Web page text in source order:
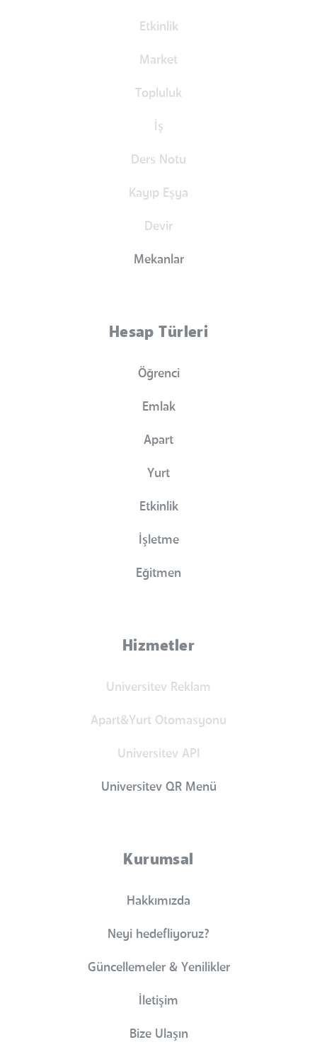
Etkinlik
Market
Topluluk
İş
Ders Notu
Kayıp Eşya
Devir
Mekanlar
Hesap Türleri
Öğrenci
Emlak
Apart
Yurt
Etkinlik
İşletme
Eğitmen
Hizmetler
Universitev Reklam
Apart&Yurt Otomasyonu
Universitev API
Universitev QR Menü
Kurumsal
Hakkımızda
Neyi hedefliyoruz?
Güncellemeler & Yenilikler
İletişim
Bize Ulaşın